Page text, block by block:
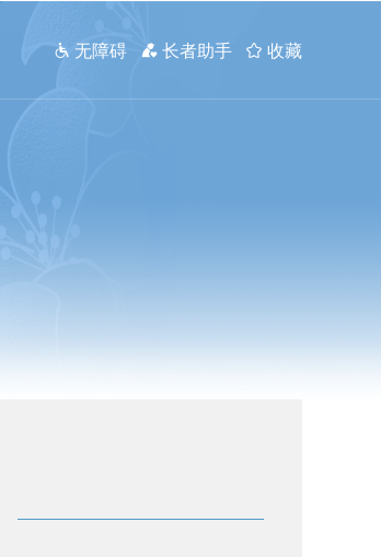
 无障碍  长者助手  收藏